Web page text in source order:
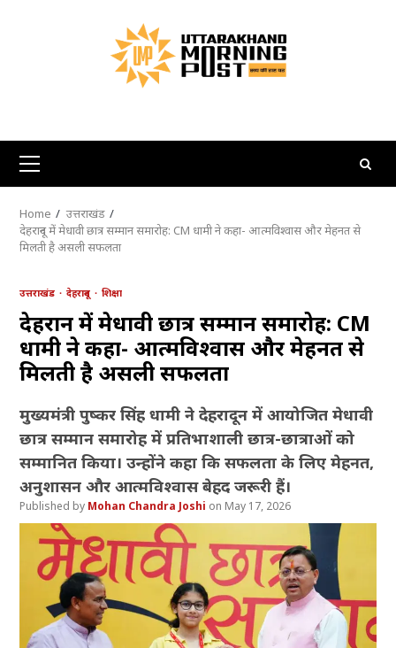
Primary
Menu
Home
उत्तराखंड
देहरादून में मेधावी छात्र सम्मान समारोह: CM धामी ने कहा- आत्मविश्वास और मेहनत से
मिलती है असली सफलता
उत्तराखंड देहरादून शिक्षा
देहरादून में मेधावी छात्र सम्मान समारोह: CM
धामी ने कहा- आत्मविश्वास और मेहनत से
मिलती है असली सफलता
मुख्यमंत्री पुष्कर सिंह धामी ने देहरादून में आयोजित मेधावी
छात्र सम्मान समारोह में प्रतिभाशाली छात्र-छात्राओं को
सम्मानित किया। उन्होंने कहा कि सफलता के लिए मेहनत,
अनुशासन और आत्मविश्वास बेहद जरूरी हैं।
Mohan Chandra Joshi May 17, 2026